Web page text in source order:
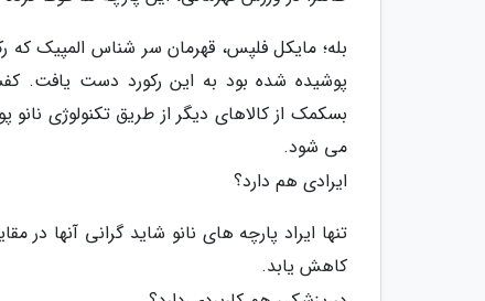
بله؛ مایکل فلپس، قهرمان سر شناس المپیک
پوشیده شده بود به این رکورد دست یافت.
بسکمک از کالاهای دیگر از طریق تکنولوژی
می شود.
ایرادی هم دارد؟
تنها ایراد پارچه های نانو شاید گرانی آنها در
کاهش یابد.